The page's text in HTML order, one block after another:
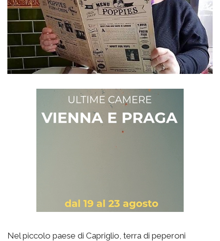
Nel piccolo paese di Capriglio, terra di peperoni